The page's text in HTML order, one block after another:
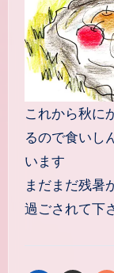
これから秋に
るので食いし
います
まだまだ残暑
過ごされて下